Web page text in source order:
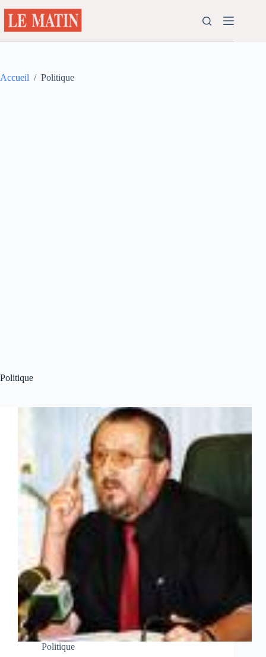
au
contenu
Accueil / Politique
Politique
Politique